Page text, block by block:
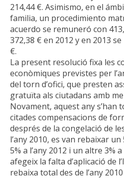
214,44 €. Asimismo, en el
familia, un procedimiento
acuerdo se remuneró con
372,38 € en 2012 y en 2013
€.
La present resolució fixa les
econòmiques previstes per
del torn d’ofici, que presten
gratuïta als ciutadans amb
Novament, aquest any s’han
citades compensacions de
després de la congelació de
l’any 2010, es van rebaixar un
5% a l’any 2012 i un altre 3%
afegeix la falta d’aplicació de
rebaixa total des de l’any 2010